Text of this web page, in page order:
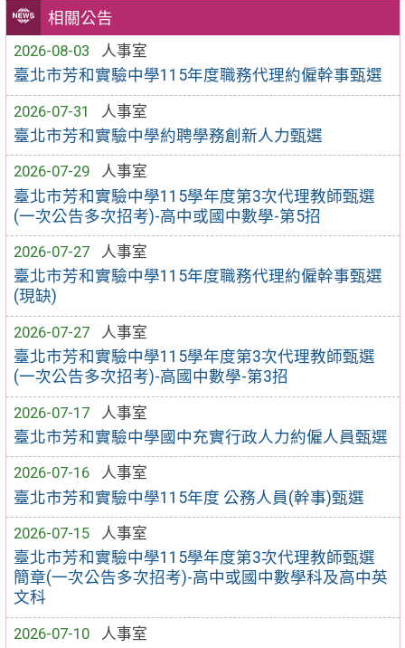
相關公告
2026-08-03
人事室
臺北市芳和實驗中學115年度職務代理約僱幹事甄選
2026-07-31
人事室
臺北市芳和實驗中學約聘學務創新人力甄選
2026-07-29
人事室
臺北市芳和實驗中學115學年度第3次代理教師甄選
(一次公告多次招考)-高中或國中數學-第5招
2026-07-27
人事室
臺北市芳和實驗中學115年度職務代理約僱幹事甄選
(現缺)
2026-07-27
人事室
臺北市芳和實驗中學115學年度第3次代理教師甄選
(一次公告多次招考)-高國中數學-第3招
2026-07-17
人事室
臺北市芳和實驗中學國中充實行政人力約僱人員甄選
2026-07-16
人事室
臺北市芳和實驗中學115年度 公務人員(幹事)甄選
2026-07-15
人事室
臺北市芳和實驗中學115學年度第3次代理教師甄選
簡章(一次公告多次招考)-高中或國中數學科及高中英
文科
2026-07-10
人事室